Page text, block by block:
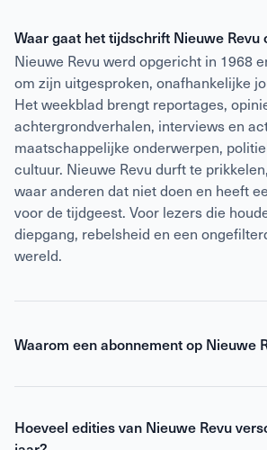
Waar gaat het tijdschrift Nieuwe Revu
Nieuwe Revu werd opgericht in 1968
om zijn uitgesproken, onafhankelijke
Het weekblad brengt reportages,
achtergrondverhalen, interviews en
maatschappelijke onderwerpen,
cultuur. Nieuwe Revu durft te
waar anderen dat niet doen en heeft
voor de tijdgeest. Voor lezers die
diepgang, rebelsheid en een
wereld.
Waarom een abonnement op Nieuwe
Eenabonnementop Nieuwe Revu is
scherpe journalistiek en digitale
Hoeveel edities van Nieuwe Revu